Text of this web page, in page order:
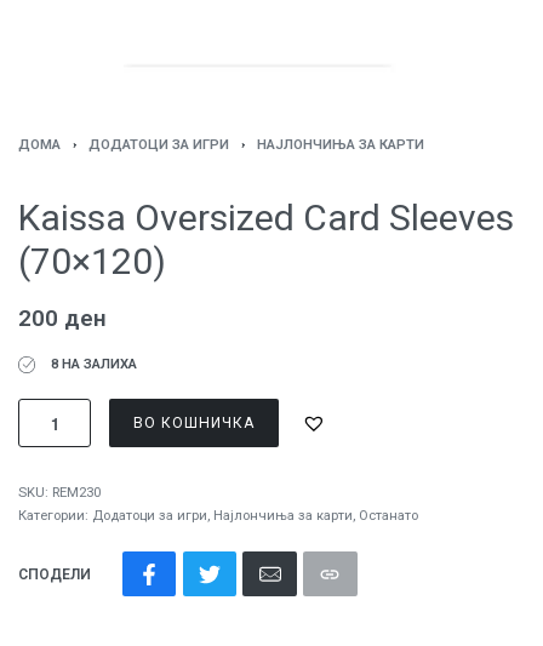
ДОМА › ДОДАТОЦИ ЗА ИГРИ › НАЈЛОНЧИЊА ЗА КАРТИ
Kaissa Oversized Card Sleeves
(70×120)
200 ден
8 НА ЗАЛИХА
ВО КОШНИЧКА
SKU: REM230
Категории: Додатоци за игри, Најлончиња за карти, Останато
СПОДЕЛИ